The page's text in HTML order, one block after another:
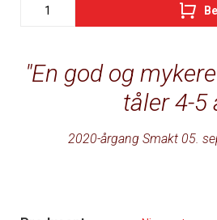
En god og
tåler 4-5
2020-årgang Smakt 05.